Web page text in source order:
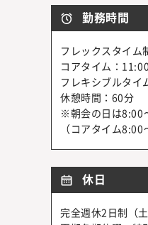
勤務時間
フレックスタイム
コアタイム：
フレキシブルタ
休憩時間：60分
※朝会の日は8:00
（コアタイム8:00
休日
完全週休2日制（土